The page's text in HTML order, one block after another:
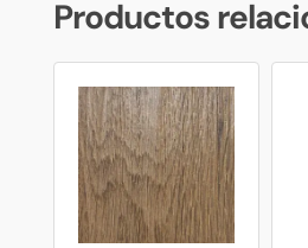
Productos